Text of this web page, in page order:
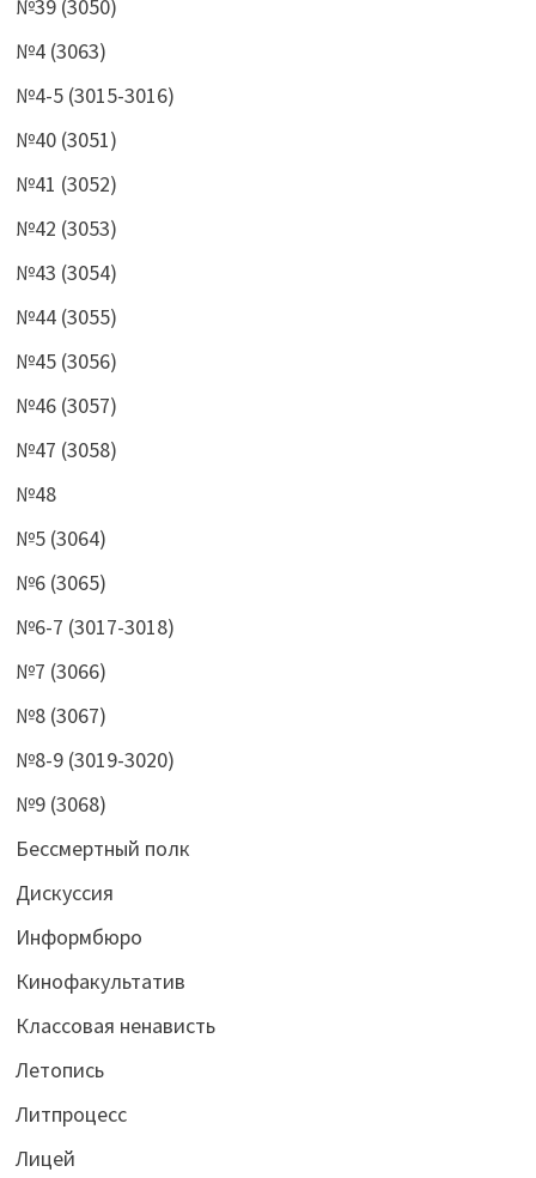
№39 (3050)
№4 (3063)
№4-5 (3015-3016)
№40 (3051)
№41 (3052)
№42 (3053)
№43 (3054)
№44 (3055)
№45 (3056)
№46 (3057)
№47 (3058)
№48
№5 (3064)
№6 (3065)
№6-7 (3017-3018)
№7 (3066)
№8 (3067)
№8-9 (3019-3020)
№9 (3068)
Бессмертный полк
Дискуссия
Информбюро
Кинофакультатив
Классовая ненависть
Летопись
Литпроцесс
Лицей